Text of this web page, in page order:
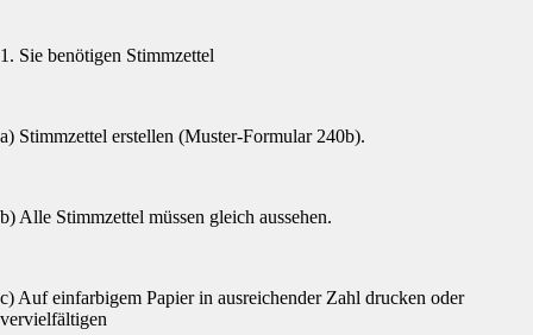
1. Sie benötigen Stimmzettel
a) Stimmzettel erstellen (Muster-Formular 240b).
b) Alle Stimmzettel müssen gleich aussehen.
c) Auf einfarbigem Papier in ausreichender Zahl drucken oder
vervielfältigen